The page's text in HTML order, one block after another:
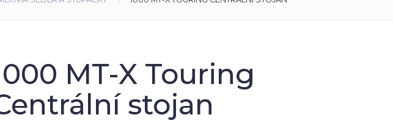
MT-X Touring
stojan